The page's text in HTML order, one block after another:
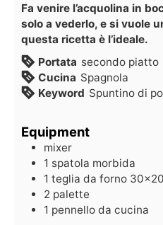
Fa venire l’acquolina in
solo a vederlo, e si vuole
questa ricetta è l’ideale.
Portata secondo piatto
Cucina Spagnola
Keyword Spuntino di
Equipment
mixer
1 spatola morbida
1 teglia da forno 30x20
2 palette
1 pennello da cucina